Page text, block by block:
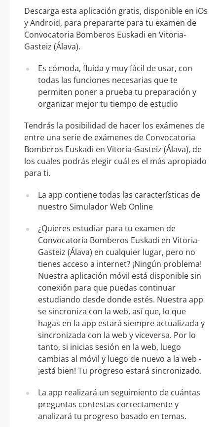
Descarga esta aplicación gratis, disponible en iOs
y Android, para prepararte para tu examen de
Convocatoria Bomberos Euskadi en Vitoria-
Gasteiz (Álava).
Es cómoda, fluida y muy fácil de usar, con
todas las funciones necesarias que te
permiten poner a prueba tu preparación y
organizar mejor tu tiempo de estudio
Tendrás la posibilidad de hacer los exámenes de
entre una serie de exámenes de Convocatoria
Bomberos Euskadi en Vitoria-Gasteiz (Álava), de
los cuales podrás elegir cuál es el más apropiado
para ti.
La app contiene todas las características de
nuestro Simulador Web Online
¿Quieres estudiar para tu examen de
Convocatoria Bomberos Euskadi en Vitoria-
Gasteiz (Álava) en cualquier lugar, pero no
tienes acceso a internet? ¡Ningún problema!
Nuestra aplicación móvil está disponible sin
conexión para que puedas continuar
estudiando desde donde estés. Nuestra app
se sincroniza con la web, así que, lo que
hagas en la app estará siempre actualizada y
sincronizada con la web y viceversa. Por lo
tanto, si inicias sesión en la web, luego
cambias al móvil y luego de nuevo a la web -
¡está bien! Tu progreso estará sincronizado.
La app realizará un seguimiento de cuántas
preguntas contestas correctamente y
analizará tu progreso basado en temas.